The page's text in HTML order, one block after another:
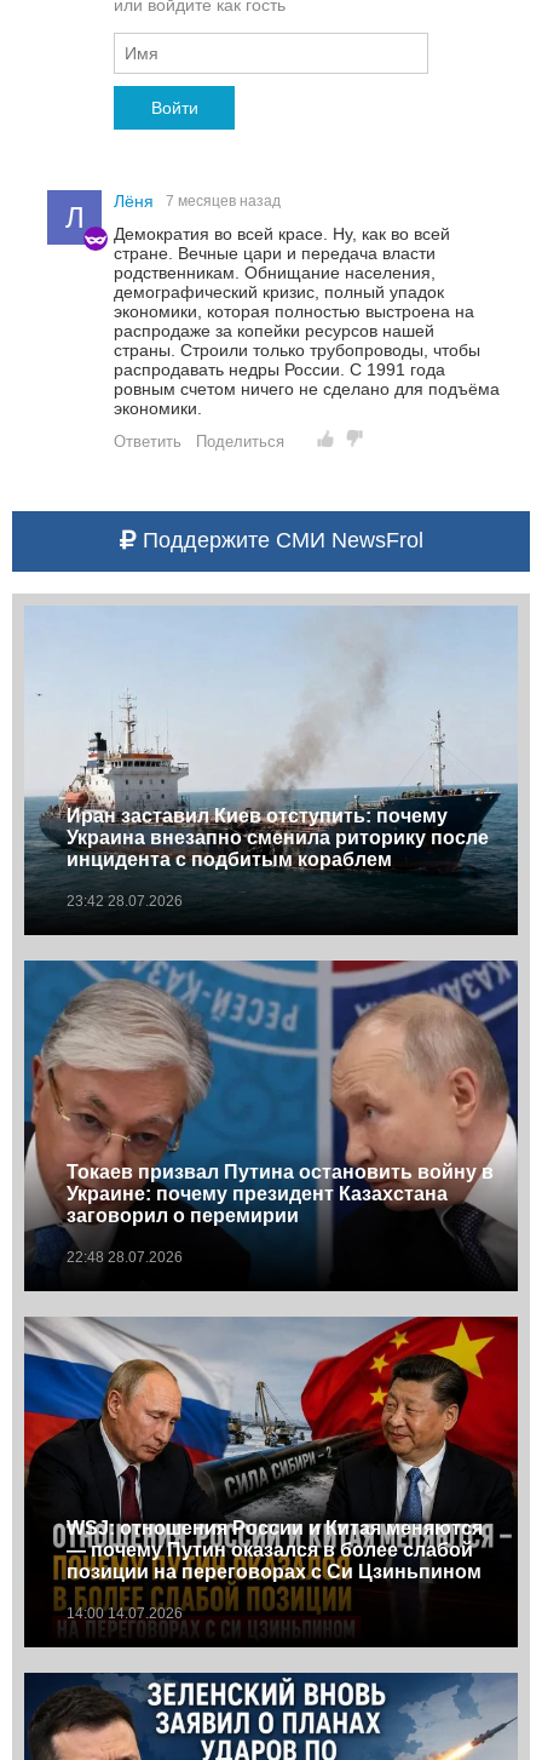
или войдите как гость
Войти
Л Лёня 7 месяцев назад
Демократия во всей красе. Ну, как во всей
стране. Вечные цари и передача власти
родственникам. Обнищание населения,
демографический кризис, полный упадок
экономики, которая полностью выстроена на
распродаже за копейки ресурсов нашей
страны. Строили только трубопроводы, чтобы
распродавать недры России. С 1991 года
ровным счетом ничего не сделано для подъёма
экономики.
Ответить Поделиться
Поддержите СМИ NewsFrol
Иран заставил Киев отступить: почему
Украина внезапно сменила риторику после
инцидента с подбитым кораблем
23:42 28.07.2026
Токаев призвал Путина остановить войну в
Украине: почему президент Казахстана
заговорил о перемирии
22:48 28.07.2026
WSJ: отношения России и Китая меняются
— почему Путин оказался в более слабой
позиции на переговорах с Си Цзиньпином
14:00 14.07.2026